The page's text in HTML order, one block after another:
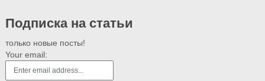
Подписка на статьи
только новые посты!
Your email: